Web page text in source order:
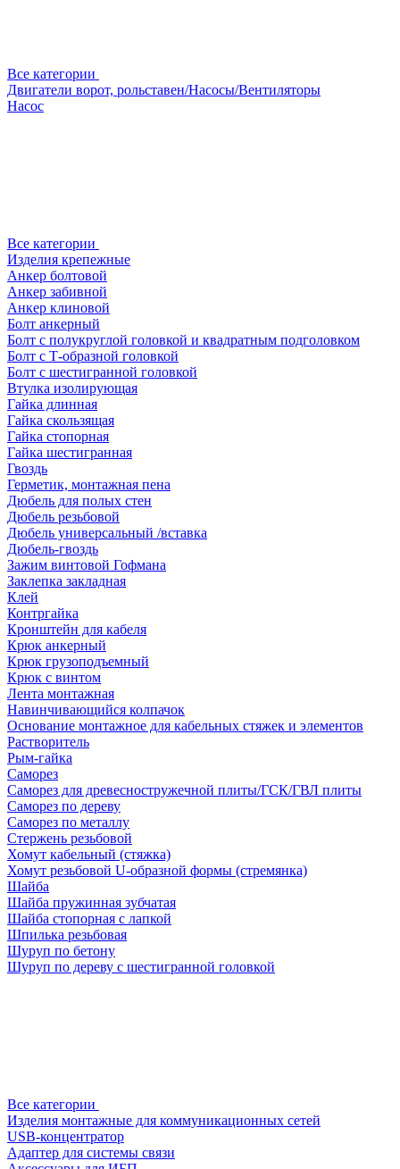
Все категории
Двигатели ворот, рольставен/Насосы/Вентиляторы
Насос
Все категории
Изделия крепежные
Анкер болтовой
Анкер забивной
Анкер клиновой
Болт анкерный
Болт с полукруглой головкой и квадратным подголовком
Болт с Т-образной головкой
Болт с шестигранной головкой
Втулка изолирующая
Гайка длинная
Гайка скользящая
Гайка стопорная
Гайка шестигранная
Гвоздь
Герметик, монтажная пена
Дюбель для полых стен
Дюбель резьбовой
Дюбель универсальный /вставка
Дюбель-гвоздь
Зажим винтовой Гофмана
Заклепка закладная
Клей
Контргайка
Кронштейн для кабеля
Крюк анкерный
Крюк грузоподъемный
Крюк с винтом
Лента монтажная
Навинчивающийся колпачок
Основание монтажное для кабельных стяжек и элементов
Растворитель
Рым-гайка
Саморез
Саморез для древесностружечной плиты/ГСК/ГВЛ плиты
Саморез по дереву
Саморез по металлу
Стержень резьбовой
Хомут кабельный (стяжка)
Хомут резьбовой U-образной формы (стремянка)
Шайба
Шайба пружинная зубчатая
Шайба стопорная с лапкой
Шпилька резьбовая
Шуруп по бетону
Шуруп по дереву с шестигранной головкой
Все категории
Изделия монтажные для коммуникационных сетей
USB-концентратор
Адаптер для системы связи